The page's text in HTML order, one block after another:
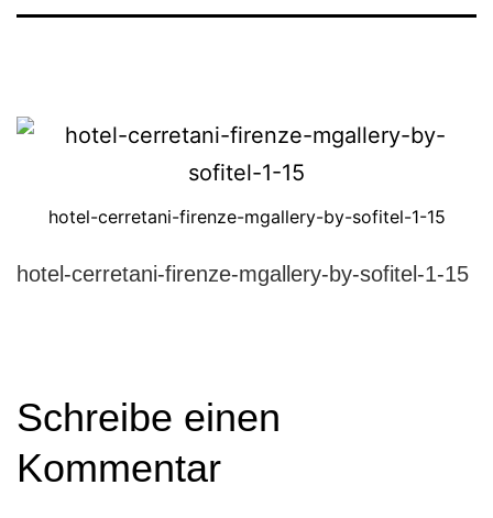
hotel-cerretani-firenze-mgallery-by-sofitel-1-15
hotel-cerretani-firenze-mgallery-by-sofitel-1-15
Schreibe einen
Kommentar